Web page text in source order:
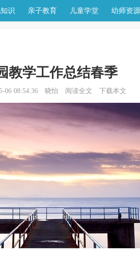
识 亲子教育 儿童学堂 幼师资源
教学工作总结春季
06 08:54:36 晓怡 阅读全文 下载本文